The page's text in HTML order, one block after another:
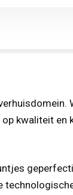
kwaliteit en